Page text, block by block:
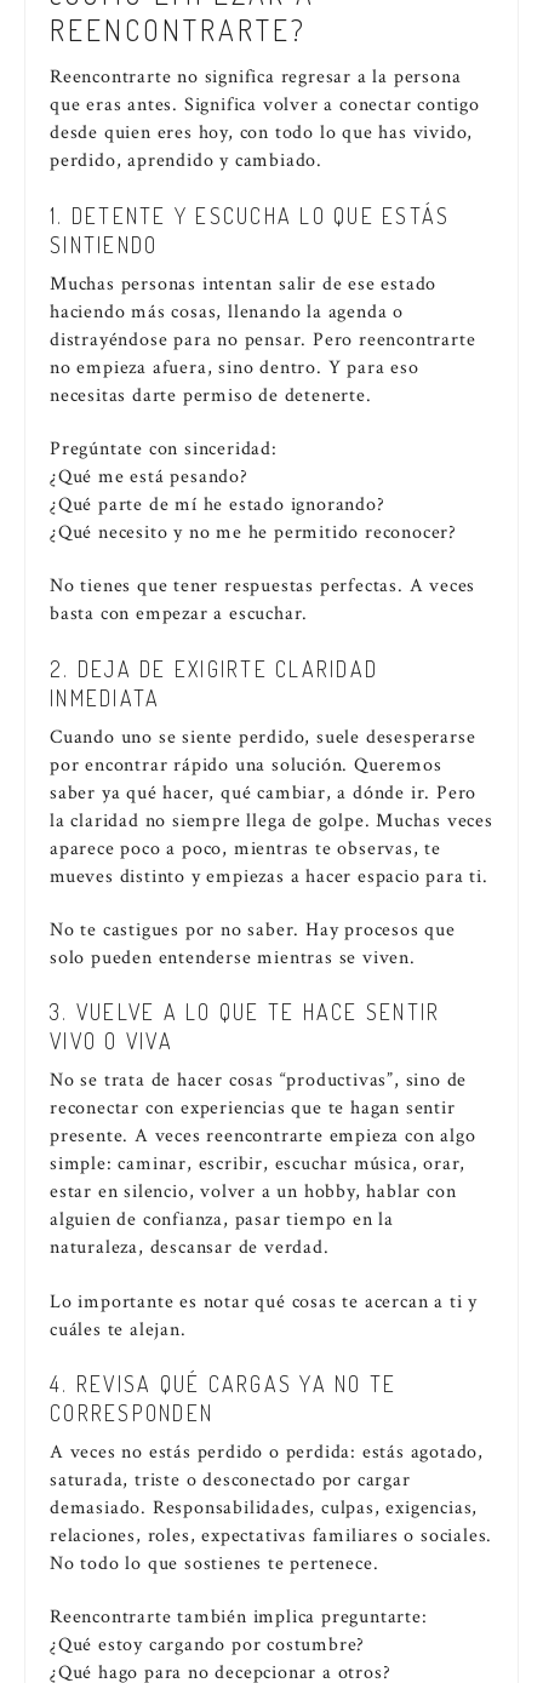
REENCONTRARTE?
Reencontrarte no significa regresar a la persona
que eras antes. Significa volver a conectar contigo
desde quien eres hoy, con todo lo que has vivido,
perdido, aprendido y cambiado.
1. DETENTE Y ESCUCHA LO QUE ESTÁS
SINTIENDO
Muchas personas intentan salir de ese estado
haciendo más cosas, llenando la agenda o
distrayéndose para no pensar. Pero reencontrarte
no empieza afuera, sino dentro. Y para eso
necesitas darte permiso de detenerte.
Pregúntate con sinceridad:
¿Qué me está pesando?
¿Qué parte de mí he estado ignorando?
¿Qué necesito y no me he permitido reconocer?
No tienes que tener respuestas perfectas. A veces
basta con empezar a escuchar.
2. DEJA DE EXIGIRTE CLARIDAD
INMEDIATA
Cuando uno se siente perdido, suele desesperarse
por encontrar rápido una solución. Queremos
saber ya qué hacer, qué cambiar, a dónde ir. Pero
la claridad no siempre llega de golpe. Muchas veces
aparece poco a poco, mientras te observas, te
mueves distinto y empiezas a hacer espacio para ti.
No te castigues por no saber. Hay procesos que
solo pueden entenderse mientras se viven.
3. VUELVE A LO QUE TE HACE SENTIR
VIVO O VIVA
No se trata de hacer cosas “productivas”, sino de
reconectar con experiencias que te hagan sentir
presente. A veces reencontrarte empieza con algo
simple: caminar, escribir, escuchar música, orar,
estar en silencio, volver a un hobby, hablar con
alguien de confianza, pasar tiempo en la
naturaleza, descansar de verdad.
Lo importante es notar qué cosas te acercan a ti y
cuáles te alejan.
4. REVISA QUÉ CARGAS YA NO TE
CORRESPONDEN
A veces no estás perdido o perdida: estás agotado,
saturada, triste o desconectado por cargar
demasiado. Responsabilidades, culpas, exigencias,
relaciones, roles, expectativas familiares o sociales.
No todo lo que sostienes te pertenece.
Reencontrarte también implica preguntarte:
¿Qué estoy cargando por costumbre?
¿Qué hago para no decepcionar a otros?